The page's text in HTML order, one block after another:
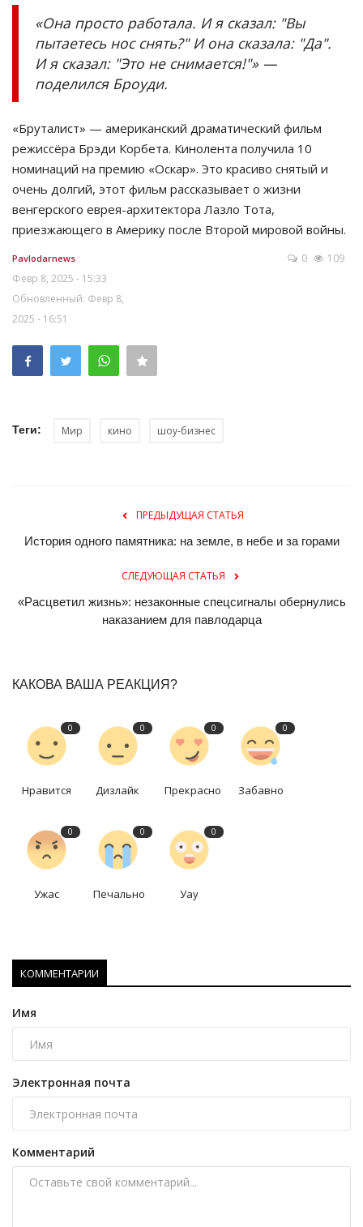
Язык
Қазақша Русский
«Она просто работала. И я сказал: "Вы
пытаетесь нос снять?" И она сказала: "Да".
И я сказал: "Это не снимается!"» —
поделился Броуди.
«Бруталист» — американский драматический фильм
режиссёра Брэди Корбета. Кинолента получила 10
номинаций на премию «Оскар». Это красиво снятый и
очень долгий, этот фильм рассказывает о жизни
венгерского еврея-архитектора Лазло Тота,
приезжающего в Америку после Второй мировой войны.
Pavlodarnews
Февр 8, 2025 - 15:33
Обновленный: Февр 8,
2025 - 16:51
0 109
Теги: Мир кино шоу-бизнес
ПРЕДЫДУЩАЯ СТАТЬЯ
История одного памятника: на земле, в небе и за горами
СЛЕДУЮЩАЯ СТАТЬЯ
«Расцветил жизнь»: незаконные спецсигналы обернулись
наказанием для павлодарца
КАКОВА ВАША РЕАКЦИЯ?
0
Нравится
0
Дизлайк
0
Прекрасно
0
Забавно
0
Ужас
0
Печально
0
Уау
КОММЕНТАРИИ
Имя
Электронная почта
Комментарий